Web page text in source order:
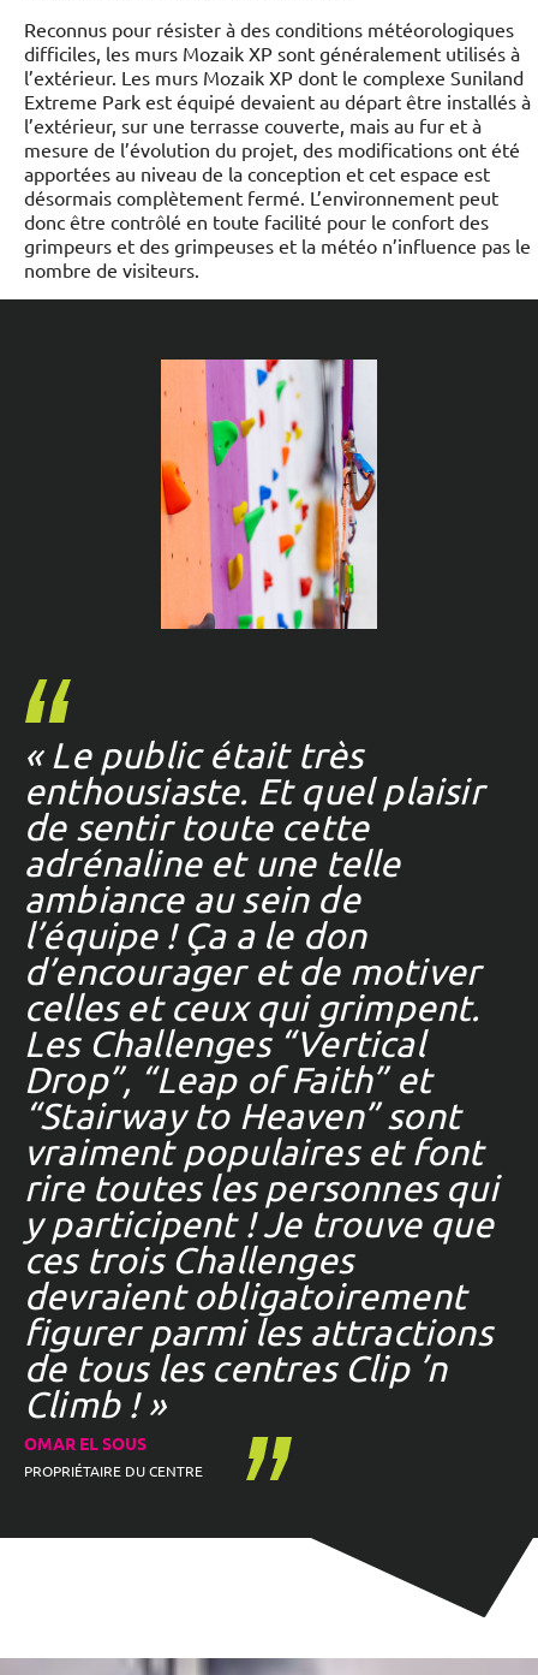
Reconnus pour résister à des conditions météorologiques
difficiles, les murs Mozaik XP sont généralement utilisés à
l’extérieur. Les murs Mozaik XP dont le complexe Suniland
Extreme Park est équipé devaient au départ être installés à
l’extérieur, sur une terrasse couverte, mais au fur et à
mesure de l’évolution du projet, des modifications ont été
apportées au niveau de la conception et cet espace est
désormais complètement fermé. L’environnement peut
donc être contrôlé en toute facilité pour le confort des
grimpeurs et des grimpeuses et la météo n’influence pas le
nombre de visiteurs.
« Le public était très
enthousiaste. Et quel plaisir
de sentir toute cette
adrénaline et une telle
ambiance au sein de
l’équipe ! Ça a le don
d’encourager et de motiver
celles et ceux qui grimpent.
Les Challenges “Vertical
Drop”, “Leap of Faith” et
“Stairway to Heaven” sont
vraiment populaires et font
rire toutes les personnes qui
y participent ! Je trouve que
ces trois Challenges
devraient obligatoirement
figurer parmi les attractions
de tous les centres Clip ’n
Climb ! »
OMAR EL SOUS
PROPRIÉTAIRE DU CENTRE